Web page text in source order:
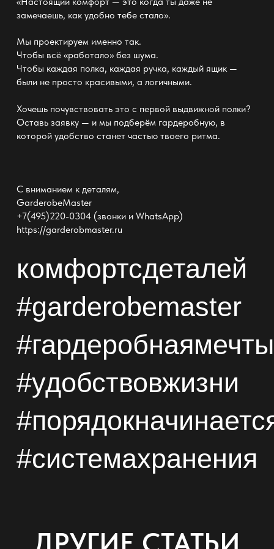
замечаешь, как удобно тебе стало».
Мы проектируем именно так.
Чтобы всё «работало» без шума.
Чтобы каждая полка, каждая ручка, каждый ящик —
были не просто красивыми, а логичными.
Хочешь почувствовать это с первой выдвижной полки?
Оставь заявку — и мы подберём гардеробную, в
которой удобство станет частью твоего ритма.
С вниманием к деталям,
GarderobeMaster
+7(495)220-0304 (звонки и WhatsApp)
https://garderobmaster.ru
комфортсдеталей
#garderobemaster
#гардеробнаямечты
#удобствовжизни
#системахранения